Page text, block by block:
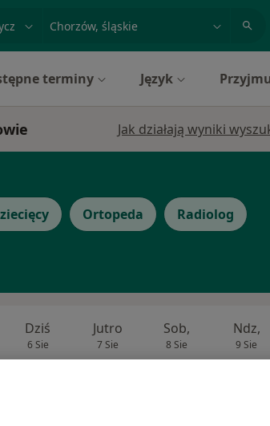
miasto lub dzielnica
terminy Język
Jak działają wyniki
Ortopeda Radiolog
Dziś
6 Sie
Jutro
7 Sie
Sob,
8 Sie
Ndz,
9 Sie